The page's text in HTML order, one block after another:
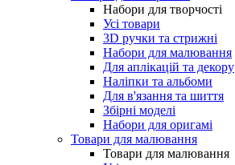
Набори для творчості
Усі товари
3D ручки та стрижні
Набори для малювання
Для аплікацій та декору
Наліпки та альбоми
Для в'язання та шиття
Збірні моделі
Набори для оригамі
Товари для малювання
Товари для малювання